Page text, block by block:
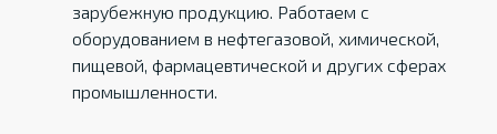
зарубежную продукцию. Работаем с
оборудованием в нефтегазовой, химической,
пищевой, фармацевтической и других сферах
промышленности.